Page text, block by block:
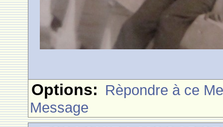
Options: Rèpondre à ce
Message